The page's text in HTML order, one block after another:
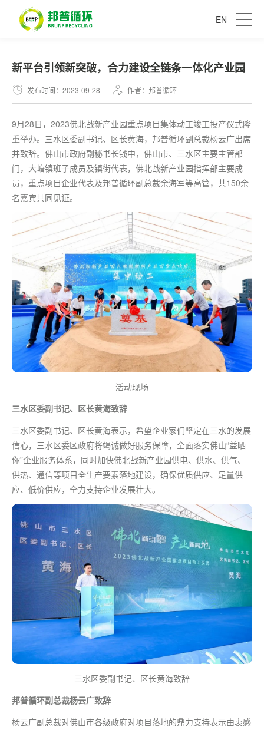
EN
新平台引领新突破，合力建设全链条一体化产业园
发布时间：2023-09-28 作者：邦普循环
9月28日，2023佛北战新产业园重点项目集体动工竣工投产仪式隆
重举办。三水区委副书记、区长黄海，邦普循环副总裁杨云广出席
并致辞。佛山市政府副秘书长钱中，佛山市、三水区主要主管部
门，大塘镇班子成员及镇街代表，佛北战新产业园指挥部主要成
员，重点项目企业代表及邦普循环副总裁余海军等高管，共150余
名嘉宾共同见证。
活动现场
三水区委副书记、区长黄海致辞
三水区委副书记、区长黄海表示，希望企业家们坚定在三水的发展
信心，三水区委区政府将竭诚做好服务保障，全面落实佛山“益晒
你”企业服务体系，同时加快佛北战新产业园供电、供水、供气、
供热、通信等项目全生产要素落地建设，确保优质供应、足量供
应、低价供应，全力支持企业发展壮大。
三水区委副书记、区长黄海致辞
邦普循环副总裁杨云广致辞
杨云广副总裁对佛山市各级政府对项目落地的鼎力支持表示由衷感